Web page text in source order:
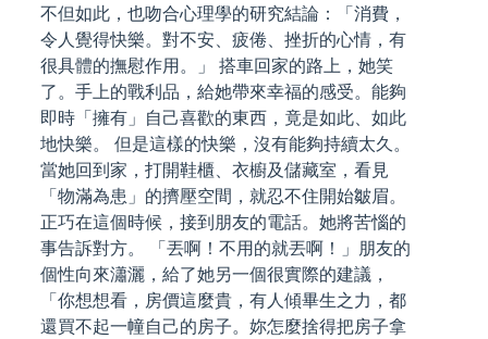
不但如此，也吻合心理學的研究結論：「消費，
令人覺得快樂。對不安、疲倦、挫折的心情，有
很具體的撫慰作用。」 搭車回家的路上，她笑
了。手上的戰利品，給她帶來幸福的感受。能夠
即時「擁有」自己喜歡的東西，竟是如此、如此
地快樂。 但是這樣的快樂，沒有能夠持續太久。
當她回到家，打開鞋櫃、衣櫥及儲藏室，看見
「物滿為患」的擠壓空間，就忍不住開始皺眉。
正巧在這個時候，接到朋友的電話。她將苦惱的
事告訴對方。 「丟啊！不用的就丟啊！」朋友的
個性向來瀟灑，給了她另一個很實際的建議，
「你想想看，房價這麼貴，有人傾畢生之力，都
還買不起一幢自己的房子。妳怎麼捨得把房子拿